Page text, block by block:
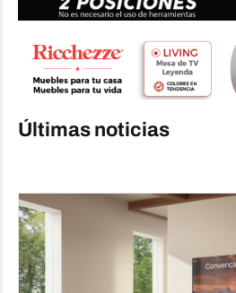
Últimas noticias